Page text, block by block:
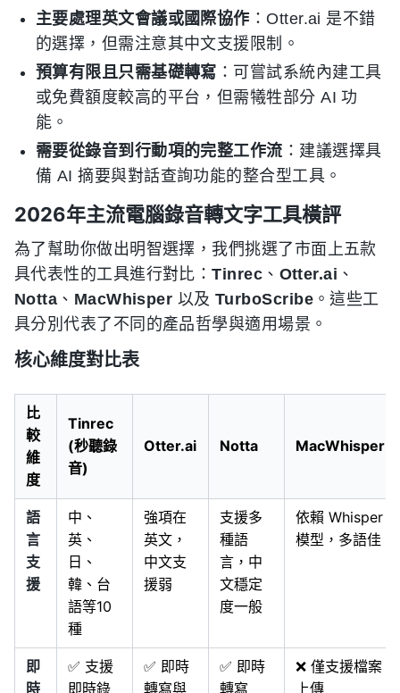
主要處理英文會議或國際協作 ：Otter.ai 是不錯
的選擇，但需注意其中文支援限制。
預算有限且只需基礎轉寫 ：可嘗試系統內建工具
或免費額度較高的平台，但需犧牲部分 AI 功
能。
需要從錄音到行動項的完整工作流 ：建議選擇具
備 AI 摘要與對話查詢功能的整合型工具。
2026年主流電腦錄音轉文字工具橫評
為了幫助你做出明智選擇，我們挑選了市面上五款
具代表性的工具進行對比：Tinrec 、 Otter.ai 、
Notta 、 MacWhisper 以及TurboScribe。這些工
具分別代表了不同的產品哲學與適用場景。
核心維度對比表
比
較
維
度
Tinrec
(秒聽錄
音)
Otter.ai Notta MacWhisper
語
言
支
援
中、
英、
日、
韓、台
語等10
種
強項在
英文，
中文支
援弱
支援多
種語
言，中
文穩定
度一般
依賴 Whisper
模型，多語佳
即
時
✅ 支援
即時錄
✅ 即時
轉寫與
✅ 即時
轉寫
❌ 僅支援檔案
上傳